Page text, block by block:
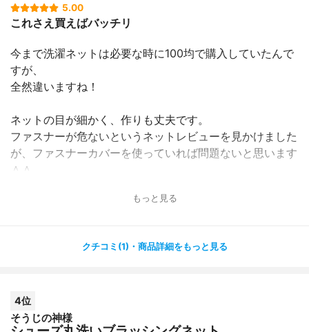
5.00
これさえ買えばバッチリ
今まで洗濯ネットは必要な時に100均で購入していたんで
すが、
全然違いますね！
ネットの目が細かく、作りも丈夫です。
ファスナーが危ないというネットレビューを見かけました
が、ファスナーカバーを使っていれば問題ないと思います
＾＾
中くらいのものと、円筒型、ドーム型のものが使いやす
毛布などの洗濯に重宝すると思います。
もっと見る
クチコミ(1)・商品詳細をもっと見る
4位
そうじの神様